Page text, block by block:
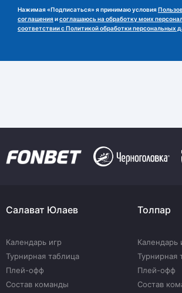
Нажимая «Подписаться» я принимаю условия
соглашения исоглашаюсь на обработку моих
соответствии с Политикой обработки
Салават Юлаев
Календарь игр
Турнирная таблица
Плей-офф
Состав команды
Толпар
Календарь
Турнирная
Плей-офф
Состав